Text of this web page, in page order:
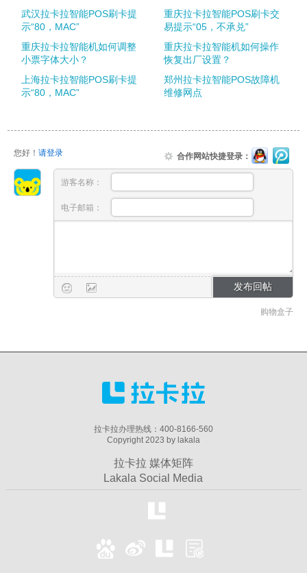
武汉拉卡拉智能POS刷卡提
示“80，MAC”
重庆拉卡拉智能POS刷卡交
易提示“05，不承兑”
重庆拉卡拉智能机如何调整
小票字体大小？
重庆拉卡拉智能机如何操作
恢复出厂设置？
上海拉卡拉智能POS刷卡提
示“80，MAC”
郑州拉卡拉智能POS故障机
维修网点
您好！ 请登录 合作网站快捷登录：
游客名称：
电子邮箱：
购物盒子
拉卡拉办理热线：400-8166-560
Copyright 2023 by lakala
拉卡拉 媒体矩阵
Lakala Social Media